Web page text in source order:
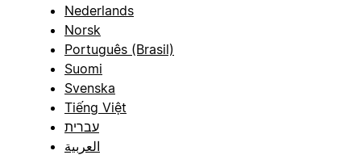
Nederlands
Norsk
Português (Brasil)
Suomi
Svenska
Tiếng Việt
עברית
العربية